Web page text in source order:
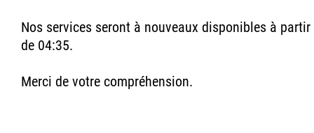
Nos services seront à nouveaux disponibles à partir
de 04:35.
Merci de votre compréhension.